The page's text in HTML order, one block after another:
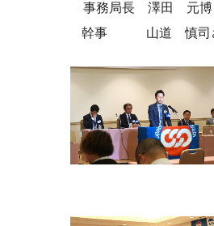
事務局長 澤田 元博
幹事 山道 慎司さ